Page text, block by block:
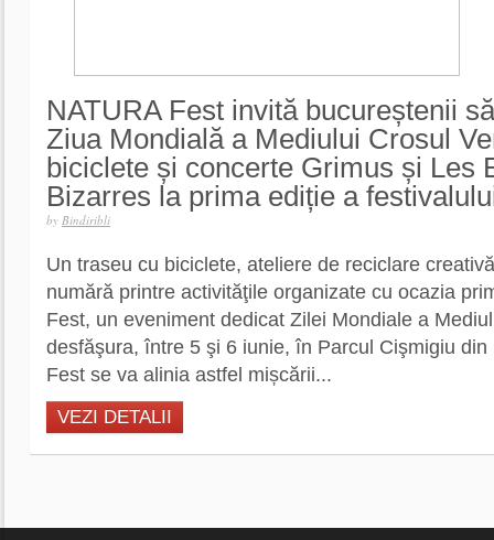
NATURA Fest invită bucureștenii
Ziua Mondială a Mediului Crosul
biciclete și concerte Grimus și Les
Bizarres la prima ediție a
by Bindiribli
Un traseu cu biciclete, ateliere de reciclare
numără printre activităţile organizate cu ocazia
Fest, un eveniment dedicat Zilei Mondiale a
desfăşura, între 5 şi 6 iunie, în Parcul Cişmigiu din
Fest se va alinia astfel mișcării...
VEZI DETALII